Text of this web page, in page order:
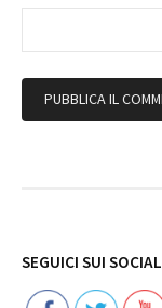
SEGUICI SUI SOCIAL